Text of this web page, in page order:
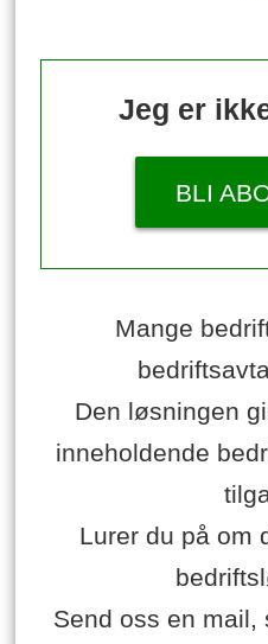
Jeg er
BLI
Mange
Den løsningen
inneholdende
Lurer du på om
Send oss en mail,